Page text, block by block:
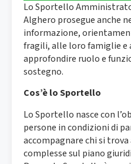
Lo Sportello
Alghero prosegue anche
informazione,
fragili, alle loro famiglie e
approfondire ruolo e
sostegno.​​
Cos’è lo Sportello
Lo Sportello nasce con
persone in condizioni di
accompagnare chi si
complesse sul piano